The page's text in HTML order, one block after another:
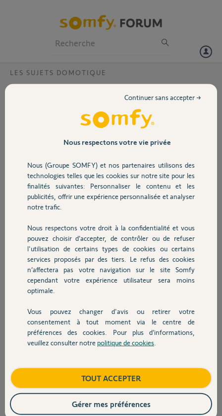
Volet
Sécurité
Domotique
Chauffage
Autres produits
Devis avec un pro
Contact
LES SUJETS DOMOTIQUE
Remontée information pluie sur statio
J'ai une station Netatmo integrée a l'app Tahoma switch.
Ca fonctionne bien (sous IOS).
Mais je n'arrive pas a obtenir l'information pluie qui me seriat bien
utile. J'ai systematiquement le message "Pas de pluie", même en cas
de pluie, bien entendu.
J'ai essayé de desappairer - reappairer la station Netatmo, ça ne
Est ce que l'integration de la station Netatmo devrait m'apporter
l'info de pluie, auquel cas j'ai un probleme a resoudre, ou est-ce que
c'est normal car l'integration de Netatmo ne remonte pas cette info
Daniel G.
il y a plus de 2 ans
Participer au fil de discussion
Réponses
Nous respectons votre vie privée
Nous (Groupe SOMFY) et nos partenaires utilisons des
technologies telles que les cookies sur notre site pour les
finalités suivantes: Personnaliser le contenu et les
publicités, offrir une expérience personnalisée et analyser
notre trafic.
Nous respectons votre droit à la confidentialité et vous
pouvez choisir d’accepter, de contrôler ou de refuser
l'utilisation de certains types de cookies ou certains
services proposés par des tiers. Le refus des cookies
n’affectera pas votre navigation sur le site Somfy
cependant votre expérience utilisateur sera moins
optimale.
Vous pouvez changer d'avis ou retirer votre
consentement à tout moment via le centre de
préférences des cookies. Pour plus d’informations,
veuillez consulter notre politique de cookies
Continuer sans accepter →
TOUT ACCEPTER
Gérer mes préférences